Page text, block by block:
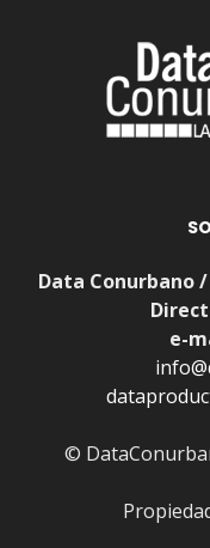
Data Conurbano
e-
©